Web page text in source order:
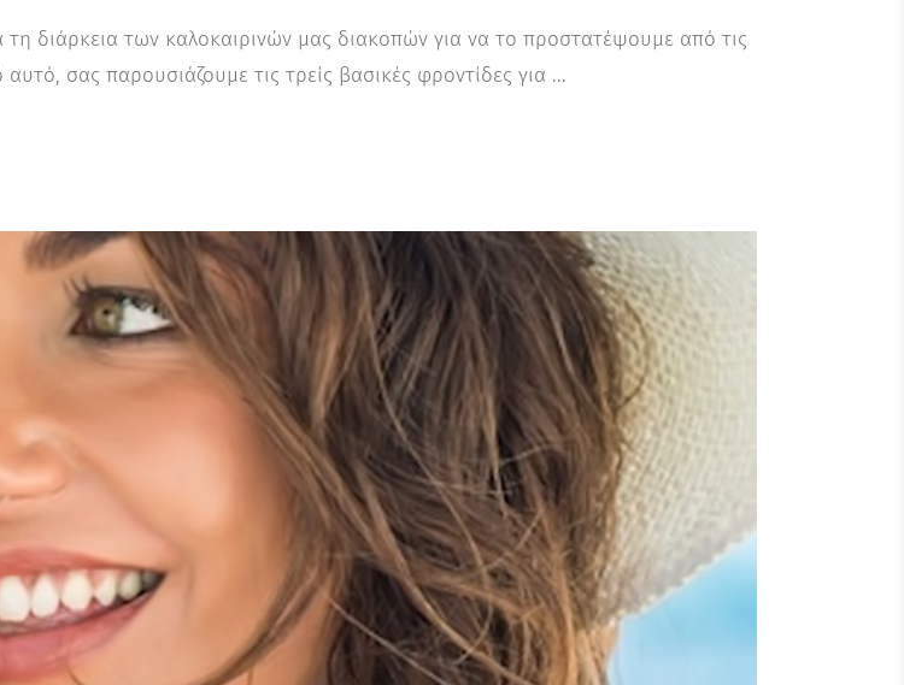
διάρκεια των καλοκαιρινών μας διακοπών για να το προστατέψουμε από τις
σας παρουσιάζουμε τις τρείς βασικές φροντίδες για